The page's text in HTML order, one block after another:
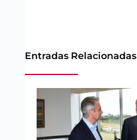
Entradas Relacionadas